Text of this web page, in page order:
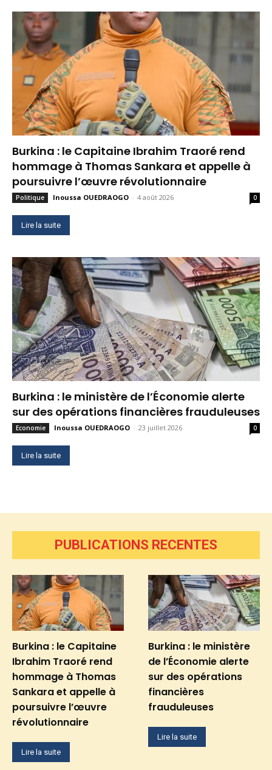
Burkina : le Capitaine Ibrahim Traoré rend
hommage à Thomas Sankara et appelle à
poursuivre l’œuvre révolutionnaire
Politique Inoussa OUEDRAOGO - 4 août 2026 0
Lire la suite
Burkina : le ministère de l’Économie alerte
sur des opérations financières frauduleuses
Economie Inoussa OUEDRAOGO - 23 juillet 2026 0
Lire la suite
PUBLICATIONS RECENTES
Burkina : le Capitaine
Ibrahim Traoré rend
hommage à Thomas
Sankara et appelle à
poursuivre l’œuvre
révolutionnaire
Lire la suite
Burkina : le ministère
de l’Économie alerte
sur des opérations
financières
frauduleuses
Lire la suite